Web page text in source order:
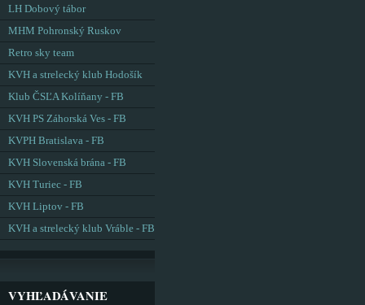
LH Dobový tábor
MHM Pohronský Ruskov
Retro sky team
KVH a strelecký klub Hodošík
Klub ČSĽA Kolíňany - FB
KVH PS Záhorská Ves - FB
KVPH Bratislava - FB
KVH Slovenská brána - FB
KVH Turiec - FB
KVH Liptov - FB
KVH a strelecký klub Vráble - FB
VYHĽADÁVANIE